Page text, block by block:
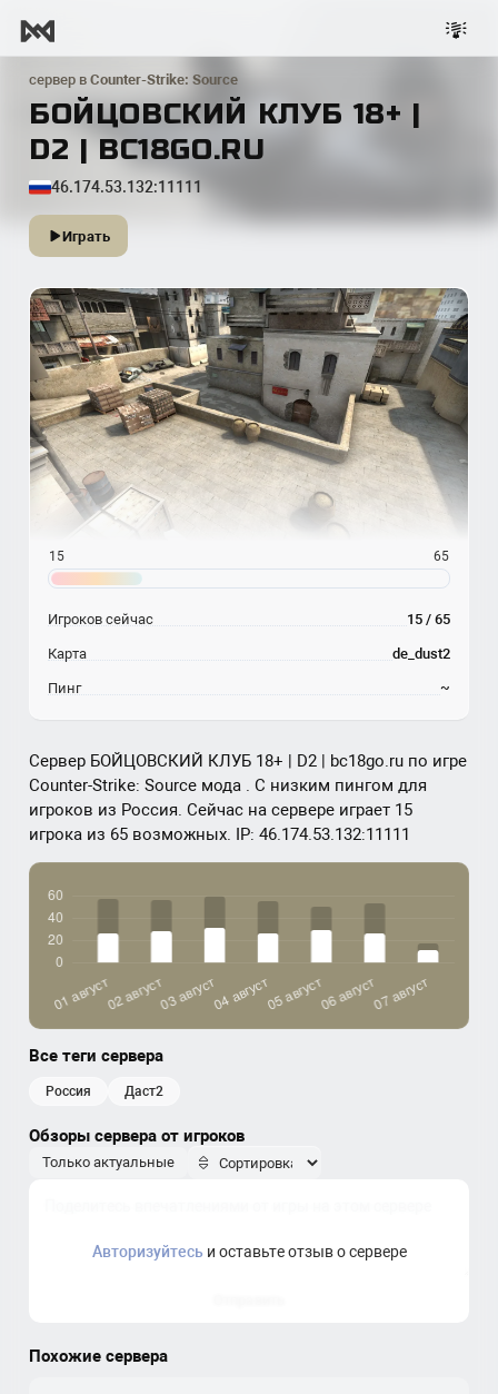
сервер в Counter-Strike: Source
БОЙЦОВСКИЙ КЛУБ 18+ |
D2 | BC18GO.RU
46.174.53.132:11111
Играть
Сервер БОЙЦОВСКИЙ КЛУБ 18+ | D2 | bc18go.ru по игре
Counter-Strike: Source мода . С низким пингом для
игроков из Россия. Сейчас на сервере играет 15
игрока из 65 возможных. IP: 46.174.53.132:11111
Все теги сервера
россия даст2
Обзоры сервера от игроков
Только актуальные
Авторизуйтесьи оставьте отзыв о сервере
Похожие сервера
15 65
Игроков сейчас 15 / 65
Карта de_dust2
Пинг ~